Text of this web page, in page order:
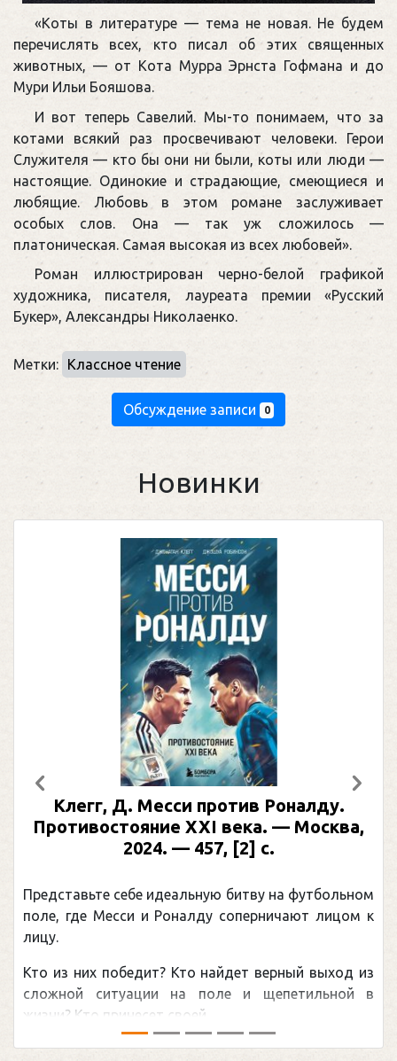
«Коты в литературе — тема не новая. Не будем
перечислять всех, кто писал об этих священных
животных, — от Кота Мурра Эрнста Гофмана и до
Мури Ильи Бояшова.
И вот теперь Савелий. Мы-то понимаем, что за
котами всякий раз просвечивают человеки. Герои
Служителя — кто бы они ни были, коты или люди —
настоящие. Одинокие и страдающие, смеющиеся и
любящие. Любовь в этом романе заслуживает
особых слов. Она — так уж сложилось —
платоническая. Самая высокая из всех любовей».
Роман иллюстрирован черно-белой графикой
художника, писателя, лауреата премии «Русский
Букер», Александры Николаенко.
Метки: Классное чтение
Обсуждение записи 0
Новинки
Клегг, Д. Месси против Роналду.
Противостояние XXI века. — Москва,
2024. — 457, [2] с.
Представьте себе идеальную битву на футбольном
поле, где Месси и Роналду соперничают лицом к
лицу.
Кто из них победит? Кто найдет верный выход из
сложной ситуации на поле и щепетильной в
жизни? Кто принесет своей ...
Предыдущий